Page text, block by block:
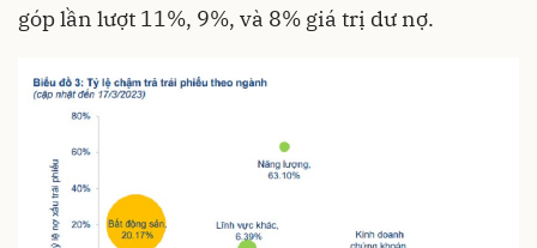
góp lần lượt 11%, 9%, và 8% giá trị dư nợ.